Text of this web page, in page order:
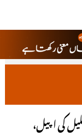
کی اپیل،